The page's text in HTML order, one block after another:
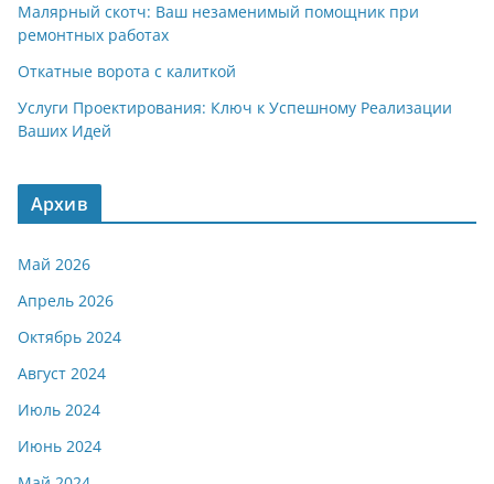
Малярный скотч: Ваш незаменимый помощник при
ремонтных работах
Откатные ворота с калиткой
Услуги Проектирования: Ключ к Успешному Реализации
Ваших Идей
Архив
Май 2026
Апрель 2026
Октябрь 2024
Август 2024
Июль 2024
Июнь 2024